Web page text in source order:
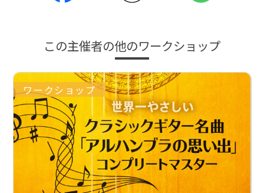
この主催者の他のワークショップ
ワークショップ